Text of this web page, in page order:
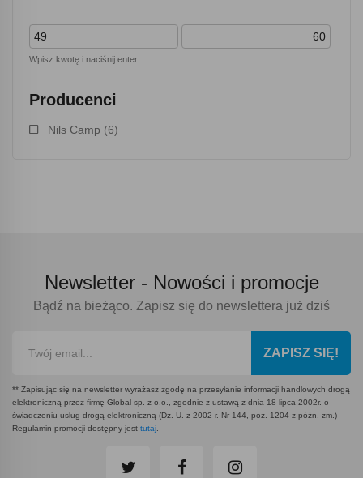
Wpisz kwotę i naciśnij enter.
Producenci
Nils Camp (6)
Newsletter - Nowości i promocje
Bądź na bieżąco. Zapisz się do newslettera już dziś
ZAPISZ SIĘ!
** Zapisując się na newsletter wyrażasz zgodę na przesyłanie informacji handlowych drogą
elektroniczną przez firmę Global sp. z o.o., zgodnie z ustawą z dnia 18 lipca 2002r. o
świadczeniu usług drogą elektroniczną (Dz. U. z 2002 r. Nr 144, poz. 1204 z późn. zm.)
Regulamin promocji dostępny jest tutaj.